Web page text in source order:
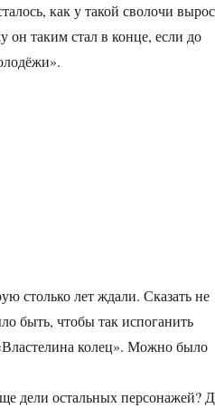
как у такой сволочи вырос
таким стал в конце, если до
столько лет ждали. Сказать не
быть, чтобы так испоганить
колец». Можно было
дели остальных персонажей?